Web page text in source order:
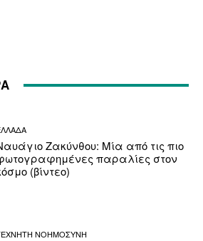
Ζακύνθου: Μία από τις πιο
παραλίες στον
(βίντεο)
ΝΟΗΜΟΣΥΝΗ